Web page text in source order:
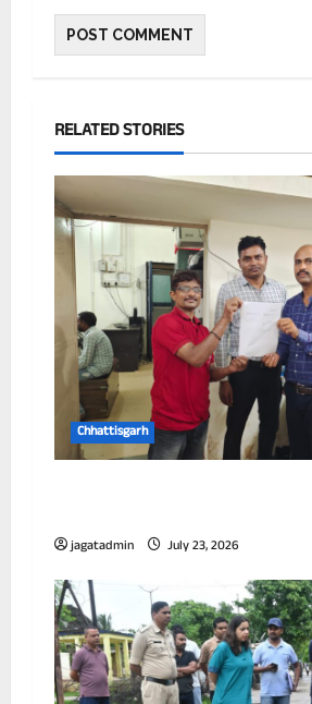
RELATED STORIES
Chhattisgarh
jagatadmin July 23, 2026